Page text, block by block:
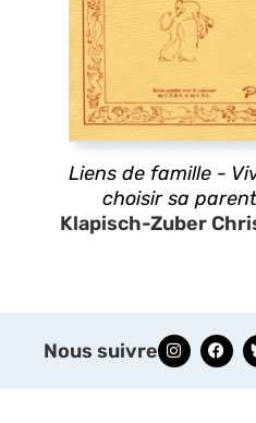
Liens de famille -
choisir sa
Klapisch-Zuber
Nous suivre